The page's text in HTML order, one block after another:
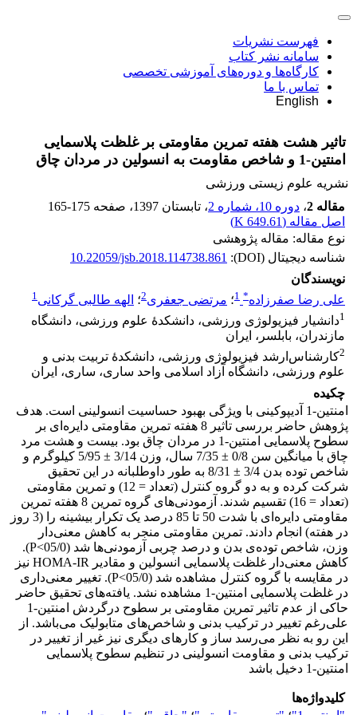
فهرست نشریات
سامانه نشر کتاب
کارگاه‌ها و دوره‌های آموزشی تخصصی
تماس با ما
English
تاثیر هشت هفته تمرین مقاومتی بر غلظت پلاسمایی
امنتین-1 و شاخص مقاومت به انسولین در مردان چاق
نشریه علوم زیستی ورزشی
مقاله 2
، دوره 10، شماره 2 ، تابستان 1397 ، صفحه 165-175
اصل مقاله (649.61 K
)
نوع مقاله: مقاله پژوهشی
شناسه دیجیتال (DOI):
10.22059/jsb.2018.114738.861
نویسندگان
علی رضا صفرزاده*
1؛ مرتضی جعفری2؛ الهه طالبی گرکانی1
1دانشیار فیزیولوژی ورزشی، دانشکدۀ علوم ورزشی، دانشگاه
مازندران، بابلسر، ایران
2کارشناس‌ارشد فیزیولوژی ورزشی، دانشکدۀ تربیت بدنی و
علوم ورزشی، دانشگاه آزاد اسلامی واحد ساری، ساری، ایران
چکیده
امنتین-1 آدیپوکینی با ویژگی بهبود حساسیت انسولینی است. هدف
پژوهش حاضر بررسی تاثیر 8 هفته تمرین مقاومتی دایره‌ای بر
سطوح پلاسمایی امنتین-1 در مردان چاق بود. بیست و هشت مرد
چاق با میانگین سن 0/8 ± 7/35 سال، وزن 3/14 ± 5/95 کیلوگرم و
شاخص توده بدن 3/4 ± 8/31 به طور داوطلبانه در این تحقیق
شرکت کرده و به دو گروه کنترل (تعداد = 12) و تمرین مقاومتی
(تعداد = 16) تقسیم شدند. آزمودنی‌های گروه تمرین 8 هفته تمرین
مقاومتی دایره‌ای با شدت 50 تا 85 درصد یک تکرار بیشینه را (3 روز
در هفته) انجام دادند. تمرین مقاومتی منجر به کاهش معنی‌دار
وزن، شاخص توده‌ی بدن و درصد چربی آزمودنی‌ها شد (05/0>P).
کاهش معنی‌دار غلظت پلاسمایی انسولین و مقادیر HOMA-IR نیز
در مقایسه با گروه کنترل مشاهده شد (05/0>P). تغییر معنی‌داری
در غلظت پلاسمایی امنتین-1 مشاهده نشد. یافته‌های تحقیق حاضر
حاکی از عدم تاثیر تمرین مقاومتی بر سطوح درگردش امنتین-1
علی‌رغم تغییر در ترکیب بدنی و شاخص‌های متابولیک می‌باشد. از
این رو به نظر می‌رسد ساز و کارهای دیگری نیز غیر از تغییر در
ترکیب بدنی و مقاومت انسولینی در تنظیم سطوح پلاسمایی
امنتین-1 دخیل باشد
کلیدواژه‌ها